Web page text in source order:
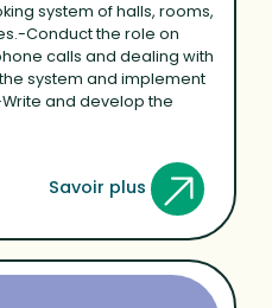
system of halls, rooms,
Conduct the role on
calls and dealing with
system and implement
and develop the
Savoir plus